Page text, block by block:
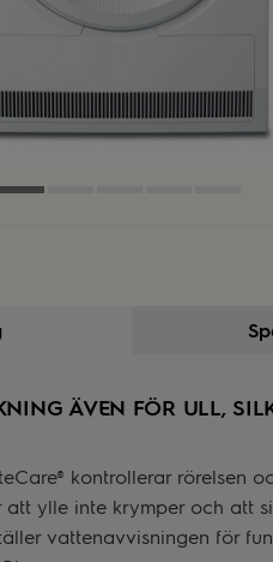
ÄVEN FÖR ULL,
kontrollerar rörelsen
ylle inte krymper och att
vattenavvisningen för